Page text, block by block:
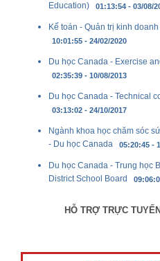
Education) 01:13:54 - 03/08/
Kế toán - Quản trị kinh
10:01:55 - 24/02/2020
Du học Canada - Exercise
02:35:39 - 10/08/2013
Du học Canada - Technical
03:13:02 - 24/10/2017
Ngành khoa học chăm sóc
- Du học Canada 05:20:45 -
Du học Canada - Trung học
District School Board
HỖ TRỢ TRỰC